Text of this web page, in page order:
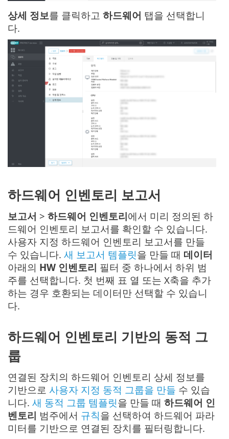
상세 정보를 클릭하고 하드웨어 탭을 선택합니
다.
하드웨어 인벤토리 보고서
보고서 > 하드웨어 인벤토리에서 미리 정의된 하
드웨어 인벤토리 보고서를 확인할 수 있습니다.
사용자 지정 하드웨어 인벤토리 보고서를 만들
수 있습니다. 새 보고서 템플릿을 만들 때 데이터
아래의 HW 인벤토리 필터 중 하나에서 하위 범
주를 선택합니다. 첫 번째 표 열 또는 X축을 추가
하는 경우 호환되는 데이터만 선택할 수 있습니
다.
하드웨어 인벤토리 기반의 동적 그
룹
연결된 장치의 하드웨어 인벤토리 상세 정보를
기반으로 사용자 지정 동적 그룹을 만들 수 있습
니다. 새 동적 그룹 템플릿을 만들 때 하드웨어 인
벤토리 범주에서 규칙을 선택하여 하드웨어 파라
미터를 기반으로 연결된 장치를 필터링합니다.